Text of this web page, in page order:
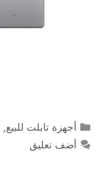
التصنيفات
أجهزة تابلت للبيع,
أضف تعليق